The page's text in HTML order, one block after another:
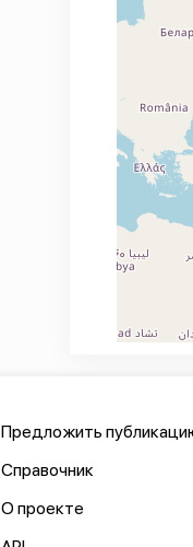
Предложить
Справочник
О проекте